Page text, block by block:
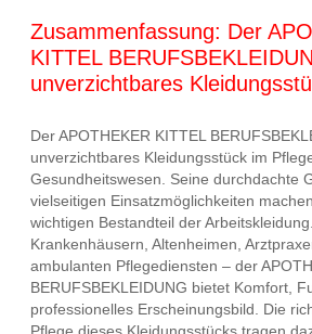
Zusammenfassung: Der
KITTEL
unverzichtbares
Der APOTHEKER KITTEL
unverzichtbares Kleidungsstück im
Gesundheitswesen. Seine durchdachte
vielseitigen Einsatzmöglichkeiten
wichtigen Bestandteil der
Krankenhäusern, Altenheimen,
ambulanten Pflegediensten – der
BERUFSBEKLEIDUNG bietet Komfort,
professionelles Erscheinungsbild. Die